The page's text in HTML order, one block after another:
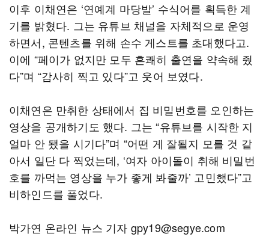
이후 이채연은 ‘연예계 마당발’ 수식어를 획득한 계
기를 밝혔다. 그는 유튜브 채널을 자체적으로 운영
하면서, 콘텐츠를 위해 손수 게스트를 초대했다고.
이에 “페이가 없지만 모두 흔쾌히 출연을 약속해 줬
다”며 “감사히 찍고 있다”고 웃어 보였다.
이채연은 만취한 상태에서 집 비밀번호를 오인하는
영상을 공개하기도 했다. 그는 “유튜브를 시작한 지
얼마 안 됐을 시기다”며 “어떤 게 잘될지 모를 것 같
아서 일단 다 찍었는데, ‘여자 아이돌이 취해 비밀번
호를 까먹는 영상을 누가 좋게 봐줄까’ 고민했다”고
비하인드를 풀었다.
박가연 온라인 뉴스 기자 gpy19@segye.com